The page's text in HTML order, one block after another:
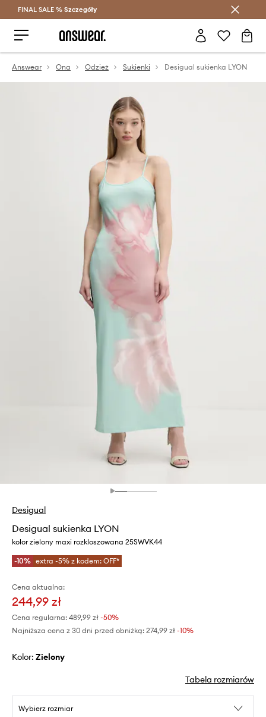
Oszczędzaj z Answear Club >
FINAL SALE % Szczegóły
Answear Ona Odzież Sukienki Desigual sukienka LYON
Desigual
Desigual sukienka LYON
kolor zielony maxi rozkloszowana 25SWVK44
-10% extra -5% z kodem: OFF*
Cena aktualna:
244,99 zł
Cena regularna: 489,99 zł -50%
Najniższa cena z 30 dni przed obniżką: 274,99 zł -10%
Kolor: zielony
Tabela rozmiarów
Wybierz rozmiar